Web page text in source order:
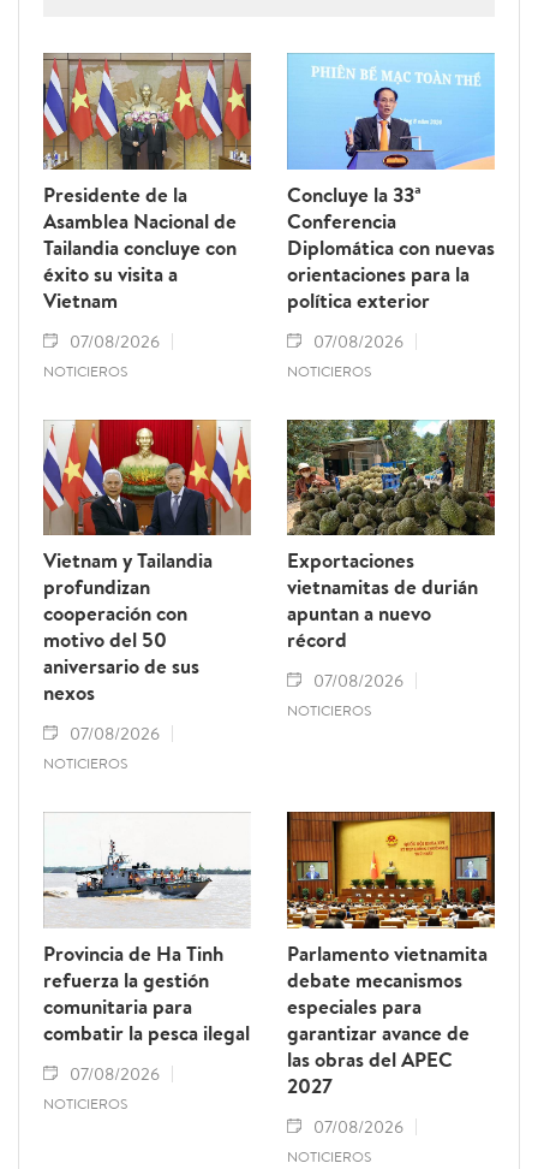
Presidente de la
Asamblea Nacional de
Tailandia concluye con
éxito su visita a
Vietnam
07/08/2026
NOTICIEROS
Concluye la 33ª
Conferencia
Diplomática con nuevas
orientaciones para la
política exterior
07/08/2026
NOTICIEROS
Vietnam y Tailandia
profundizan
cooperación con
motivo del 50
aniversario de sus
nexos
07/08/2026
NOTICIEROS
Exportaciones
vietnamitas de durián
apuntan a nuevo
récord
07/08/2026
NOTICIEROS
Provincia de Ha Tinh
refuerza la gestión
comunitaria para
combatir la pesca ilegal
07/08/2026
NOTICIEROS
Parlamento vietnamita
debate mecanismos
especiales para
garantizar avance de
las obras del APEC
2027
07/08/2026
NOTICIEROS